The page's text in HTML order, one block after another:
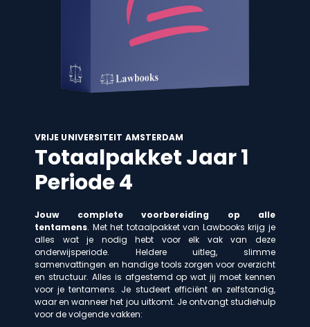
VRIJE UNIVERSITEIT AMSTERDAM
Totaalpakket Jaar 1
Periode 4
Jouw complete voorbereiding op alle
tentamens. Met het totaalpakket van Lawbooks krijg je
alles wat je nodig hebt voor elk vak van deze
onderwijsperiode. Heldere uitleg, slimme
samenvattingen en handige tools zorgen voor overzicht
en structuur. Alles is afgestemd op wat jij moet kennen
voor je tentamens. Je studeert efficiënt en zelfstandig,
waar en wanneer het jou uitkomt. Je ontvangt studiehulp
voor de volgende vakken: